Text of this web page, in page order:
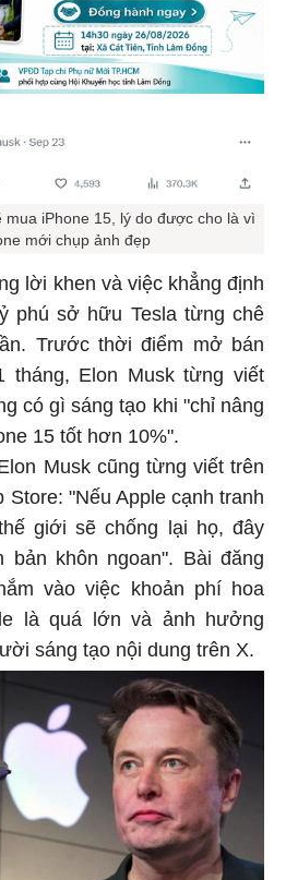
mua iPhone 15, lý do được cho là vì
mới chụp ảnh đẹp
lời khen và việc khẳng định
phú sở hữu Tesla từng chê
Trước thời điểm mở bán
tháng, Elon Musk từng viết
có gì sáng tạo khi "chỉ nâng
15 tốt hơn 10%".
Musk cũng từng viết trên
Store: "Nếu Apple cạnh tranh
giới sẽ chống lại họ, đây
bản khôn ngoan". Bài đăng
vào việc khoản phí hoa
là quá lớn và ảnh hưởng
sáng tạo nội dung trên X.